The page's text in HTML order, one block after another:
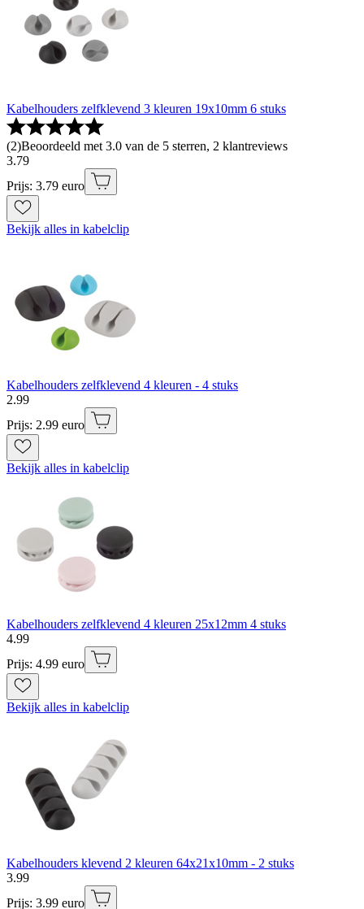
Kabelhouders zelfklevend 3 kleuren 19x10mm 6 stuks
(2)Beoordeeld met 3.0 van de 5 sterren, 2 klantreviews
3.79
Prijs: 3.79 euro
Bekijk alles in kabelclip
Kabelhouders zelfklevend 4 kleuren - 4 stuks
2.99
Prijs: 2.99 euro
Bekijk alles in kabelclip
Kabelhouders zelfklevend 4 kleuren 25x12mm 4 stuks
4.99
Prijs: 4.99 euro
Bekijk alles in kabelclip
Kabelhouders klevend 2 kleuren 64x21x10mm - 2 stuks
3.99
Prijs: 3.99 euro